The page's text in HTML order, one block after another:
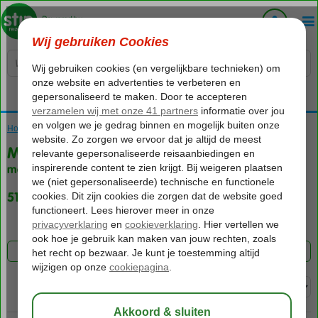
Voelt als thuiskomen...
Home Vakantie reizen
Mallorca
met (Ultra) All Inclusive
51 aanbiedingen
FILTER 51 AANBIEDINGEN